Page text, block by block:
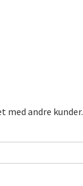
med andre kunder.